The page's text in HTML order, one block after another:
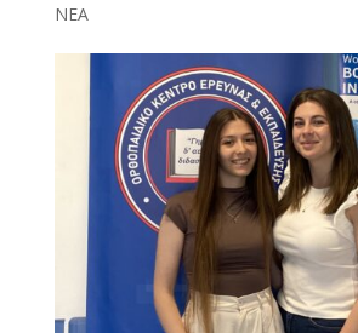
ΝΕΑ